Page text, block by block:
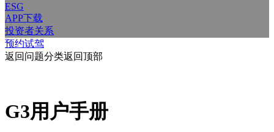
ESG
APP下载
投资者关系
预约试驾
返回问题分类返回顶部
G3用户手册